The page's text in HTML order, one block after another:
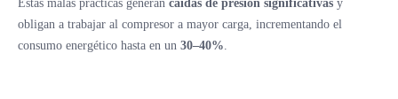
Estas malas prácticas generan caídas de presión significativas y
obligan a trabajar al compresor a mayor carga, incrementando el
consumo energético hasta en un 30–40%